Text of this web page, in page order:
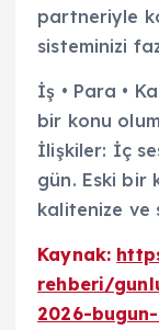
partneriyle
sisteminizi
İş • Para •
bir konu
İlişkiler: İç
gün. Eski bir
kalitenize ve
Kaynak:
rehberi/
2026-